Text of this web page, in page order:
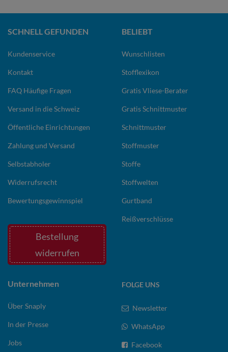
SCHNELL GEFUNDEN
Kundenservice
Kontakt
FAQ Häufige Fragen
Versand in die Schweiz
Öffentliche Einrichtungen
Zahlung und Versand
Selbstabholer
Widerrufsrecht
Bewertungsgewinnspiel
Bestellung
widerrufen
BELIEBT
Wunschlisten
Stofflexikon
Gratis Vliese-Berater
Gratis Schnittmuster
Schnittmuster
Stoffmuster
Stoffe
Stoffwelten
Gurtband
Reißverschlüsse
Unternehmen
Über Snaply
In der Presse
Jobs
FOLGE UNS
Newsletter
WhatsApp
Facebook